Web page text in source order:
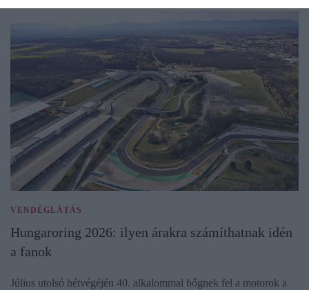
VENDÉGLÁTÁS
Hungaroring 2026: ilyen árakra számíthatnak idén
a fanok
Július utolsó hétvégéjén 40. alkalommal bőgnek fel a motorok a